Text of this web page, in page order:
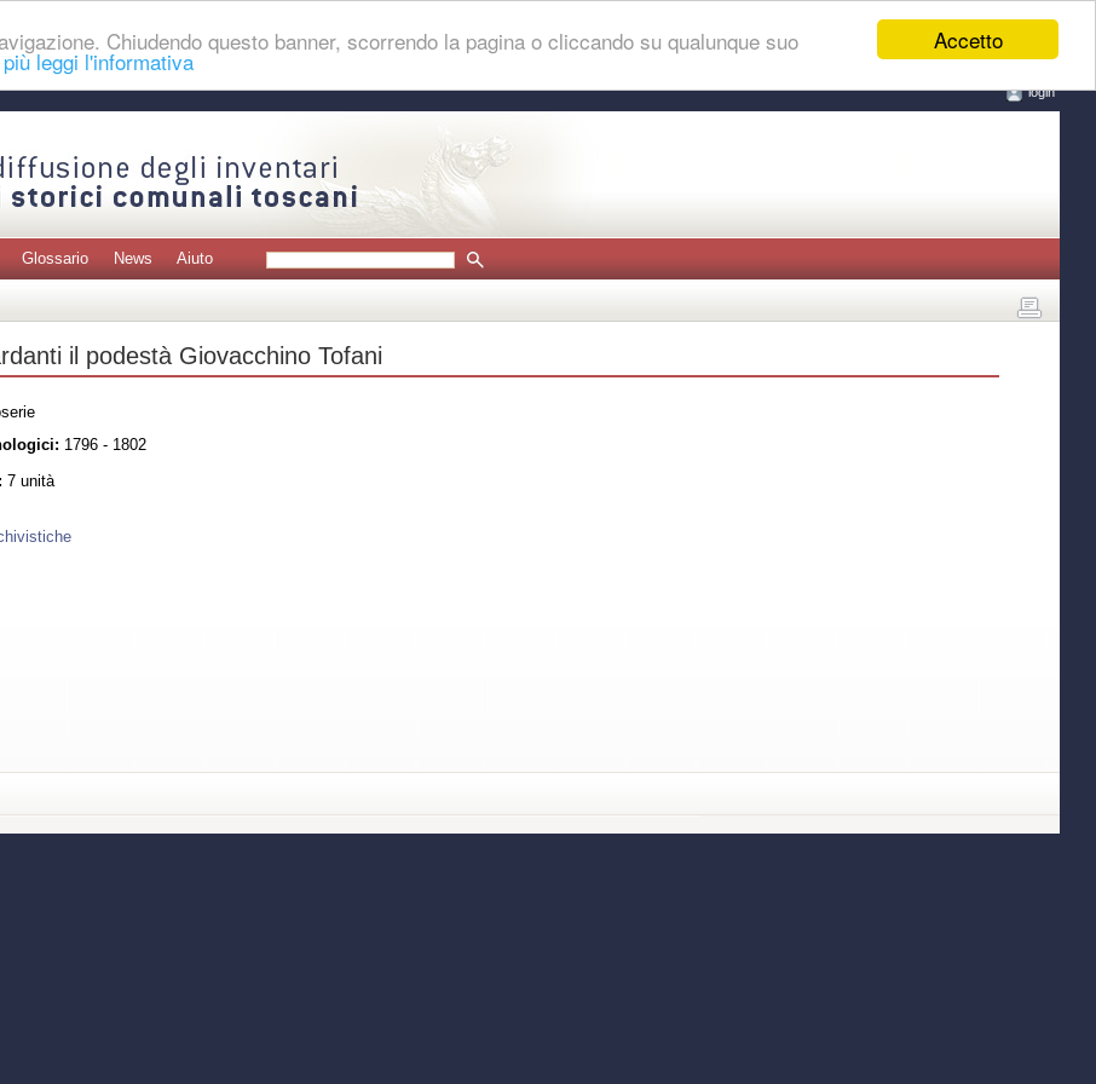
Accetto
Chiudendo questo banner, scorrendo la pagina o cliccando su qualunque suo
leggi l'informativa
login
Glossario News Aiuto
il podestà Giovacchino Tofani
1796 - 1802
7 unità